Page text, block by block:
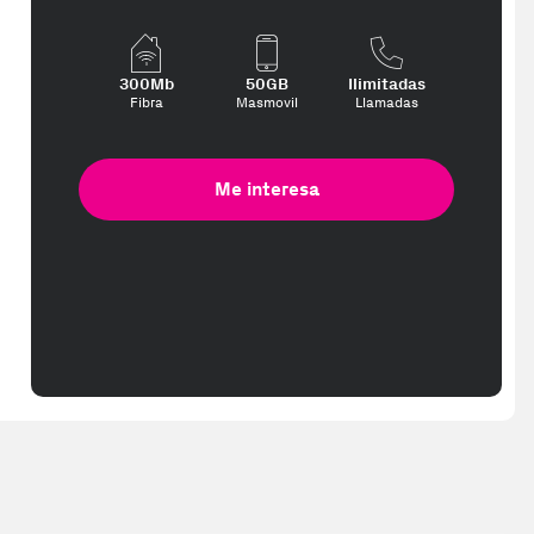
300Mb
Fibra
50GB
Masmovil
Ilimitadas
Llamadas
Me interesa